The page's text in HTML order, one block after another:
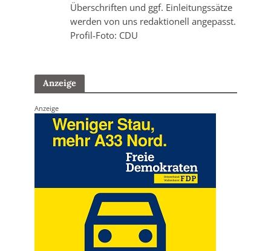
Überschriften und ggf. Einleitungssätze
werden von uns redaktionell angepasst.
Profil-Foto: CDU
Anzeige
Anzeige